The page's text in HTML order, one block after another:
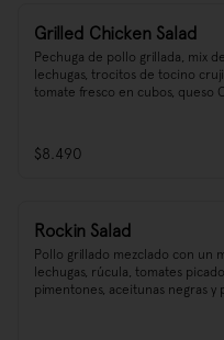
Grilled Chicken Salad
Pechuga de pollo grillada, mix de
lechugas, trocitos de tocino
tomate fresco en cubos, queso
$8.490
Rockin Salad
Pollo grillado mezclado con un
lechugas, rúcula, tomates
pimentones, aceitunas negras y